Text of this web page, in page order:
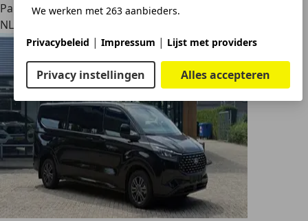
We werken met 263 aanbieders.
Privacybeleid | Impressum | Lijst met providers
Privacy instellingen Alles accepteren
Particulier
NL 4944VR